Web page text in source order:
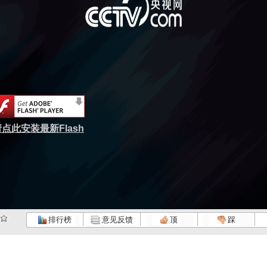
点此安装最新Flash
排行榜 意见反馈 顶 踩